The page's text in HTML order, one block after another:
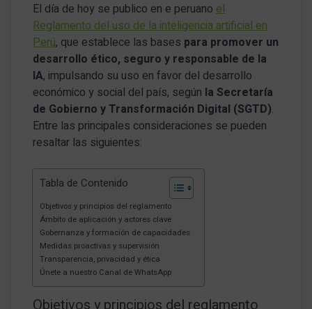
El día de hoy se publico en e peruanoel
Reglamento del uso de la inteligencia artificial en
Perú, que establece las bases para promover un
desarrollo ético, seguro y responsable de la
IA, impulsando su uso en favor del desarrollo
económico y social del país, según la Secretaría
de Gobierno y Transformación Digital (SGTD).
Entre las principales consideraciones se pueden
resaltar las siguientes:
Tabla de Contenido
Objetivos y principios del reglamento
Ámbito de aplicación y actores clave
Gobernanza y formación de capacidades
Medidas proactivas y supervisión
Transparencia, privacidad y ética
Únete a nuestro Canal de WhatsApp